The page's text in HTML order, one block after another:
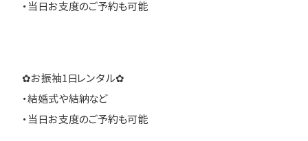
・当日お支度のご予約も可能
✿お振袖1日レンタル✿
・結婚式や結納など
・当日お支度のご予約も可能